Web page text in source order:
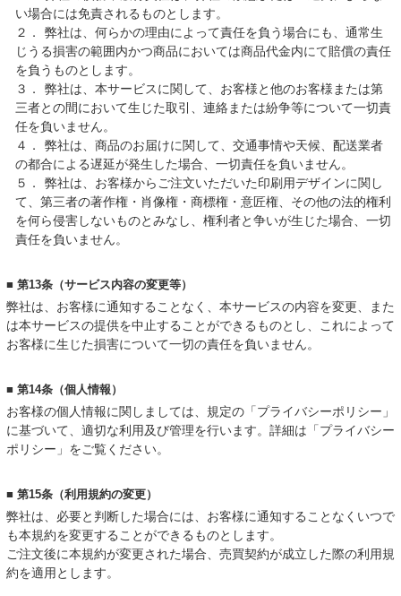
い場合には免責されるものとします。
２．
弊社は、何らかの理由によって責任を負う場合にも、通常生
じうる損害の範囲内かつ商品においては商品代金内にて賠償の責任
を負うものとします。
３．
弊社は、本サービスに関して、お客様と他のお客様または第
三者との間において生じた取引、連絡または紛争等について一切責
任を負いません。
４．
弊社は、商品のお届けに関して、交通事情や天候、配送業者
の都合による遅延が発生した場合、一切責任を負いません。
５．
弊社は、お客様からご注文いただいた印刷用デザインに関し
て、第三者の著作権・肖像権・商標権・意匠権、その他の法的権利
を何ら侵害しないものとみなし、権利者と争いが生じた場合、一切
責任を負いません。
■ 第13条（サービス内容の変更等）
弊社は、お客様に通知することなく、本サービスの内容を変更、また
は本サービスの提供を中止することができるものとし、これによって
お客様に生じた損害について一切の責任を負いません。
■ 第14条（個人情報）
お客様の個人情報に関しましては、規定の「プライバシーポリシー」
に基づいて、適切な利用及び管理を行います。詳細は「プライバシー
ポリシー」をご覧ください。
■ 第15条（利用規約の変更）
弊社は、必要と判断した場合には、お客様に通知することなくいつで
も本規約を変更することができるものとします。
ご注文後に本規約が変更された場合、売買契約が成立した際の利用規
約を適用とします。